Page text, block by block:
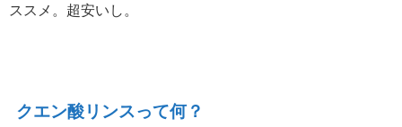
ススメ。超安いし。
クエン酸リンスって何？